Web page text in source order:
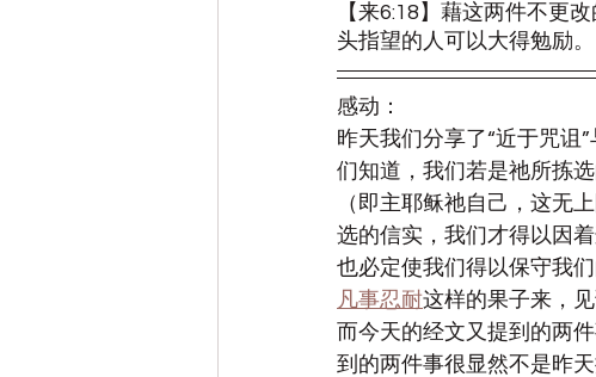
【来6:18】藉这两件不更
头指望的人可以大得勉励。
感动：
昨天我们分享了“近于咒诅
们知道，我们若是祂所拣
（即主耶稣祂自己，这无
选的信实，我们才得以因
也必定使我们得以保守我
凡事忍耐这样的果子来，
而今天的经文又提到的两
到的两件事很显然不是昨